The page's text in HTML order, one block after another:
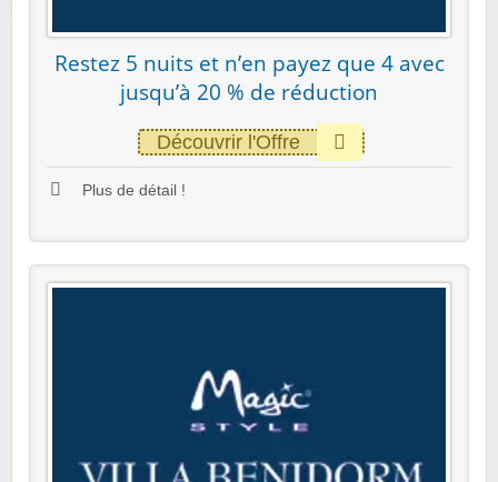
Restez 5 nuits et n’en payez que 4 avec
jusqu’à 20 % de réduction
Découvrir l'Offre
Plus de détail !